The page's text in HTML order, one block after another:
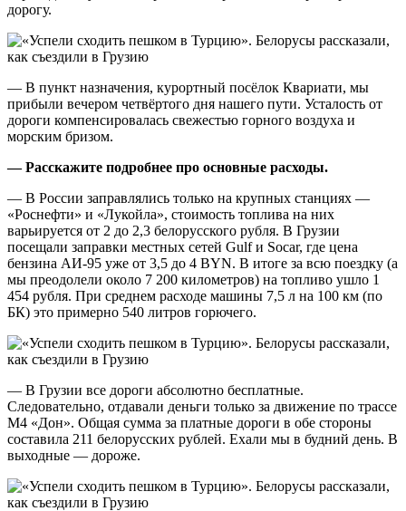
дорогу.
— В пункт назначения, курортный посёлок Квариати, мы
прибыли вечером четвёртого дня нашего пути. Усталость от
дороги компенсировалась свежестью горного воздуха и
морским бризом.
— Расскажите подробнее про основные расходы.
— В России заправлялись только на крупных станциях —
«Роснефти» и «Лукойла», стоимость топлива на них
варьируется от 2 до 2,3 белорусского рубля. В Грузии
посещали заправки местных сетей Gulf и Socar, где цена
бензина АИ-95 уже от 3,5 до 4 BYN. В итоге за всю поездку (а
мы преодолели около 7 200 километров) на топливо ушло 1
454 рубля. При среднем расходе машины 7,5 л на 100 км (по
БК) это примерно 540 литров горючего.
— В Грузии все дороги абсолютно бесплатные.
Следовательно, отдавали деньги только за движение по трассе
М4 «Дон». Общая сумма за платные дороги в обе стороны
составила 211 белорусских рублей. Ехали мы в будний день. В
выходные — дороже.